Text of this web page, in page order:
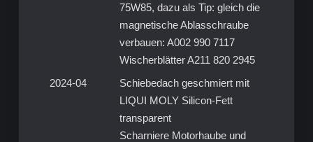
75W85, dazu als Tip: gleich die
magnetische Ablasschraube
verbauen: A002 990 7117
Wischerblätter A211 820 2945
2024-04
Schiebedach geschmiert mit
LIQUI MOLY Silicon-Fett
transparent
Scharniere Motorhaube und